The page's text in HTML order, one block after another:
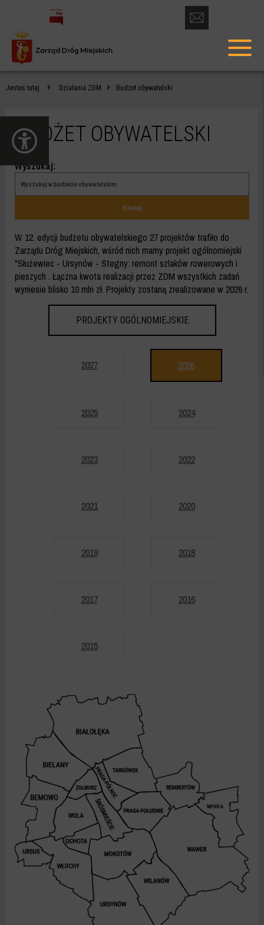
BUDŻET
-
ZDM
WARSZAWA
otwórz
formularz
kontaktowy
menu
Jesteś tutaj Działania ZDM Budżet obywatelski
BUDŻET OBYWATELSKI
Wyszukaj:
obywatelskim
Szukaj
W 12. edycji budżetu obywatelskiego 27 projektów trafiło do
Zarządu Dróg Miejskich, wśród nich mamy projekt ogólnomiejski
"Służewiec - Ursynów - Stegny: remont szlaków rowerowych i
pieszych . Łączna kwota realizacji przez ZDM wszystkich zadań
wyniesie blisko 10 mln zł. Projekty zostaną zrealizowane w 2026 r.
PROJEKTY OGÓLNOMIEJSKIE
2027
2026
2025 2024
2023 2022
2021 2020
2019 2018
2017 2016
2015
otwórz
panel